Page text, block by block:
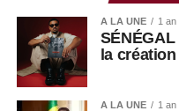
A LA UNE 1 an .
la
A LA UNE 1 an .